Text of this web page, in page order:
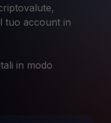
tuo account in
in modo